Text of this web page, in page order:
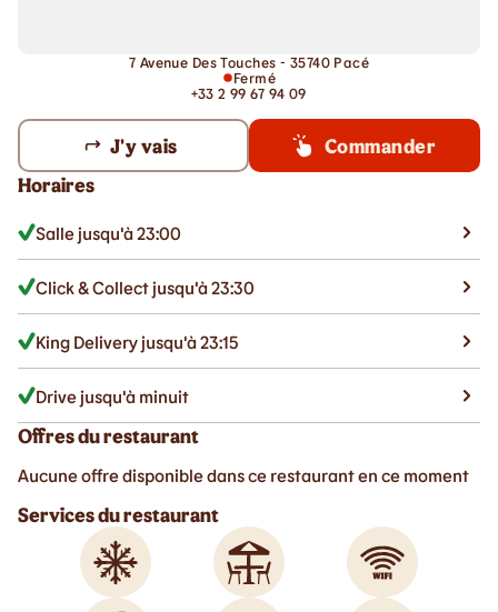
7 Avenue Des Touches - 35740 Pacé
Fermé
+33 2 99 67 94 09
J'y vais
Commander
Horaires
Salle jusqu'à 23:00
Click & Collect jusqu'à 23:30
King Delivery jusqu'à 23:15
Drive jusqu'à minuit
Offres du restaurant
Aucune offre disponible dans ce restaurant en ce moment
Services du restaurant